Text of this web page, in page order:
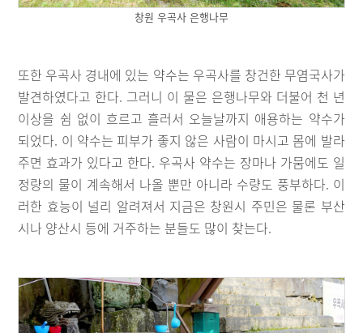
창원 우곡사 은행나무
또한 우곡사 경내에 있는 약수는 우곡사를 창건한 무염국사가
발견하였다고 한다. 그러니 이 물은 은행나무와 더불어 천 년
이상을 쉼 없이 흐르고 흘러서 오늘날까지 애용하는 약수가
되었다. 이 약수는 피부가 좋지 않은 사람이 마시고 몸에 발라
주면 효과가 있다고 한다. 우곡사 약수는 장마나 가뭄에도 일
정량의 물이 계속해서 나올 뿐만 아니라 수량도 풍부하다. 이
러한 효능이 널리 알려져서 지금은 창원시 주민은 물론 부산
시나 양산시 등에 거주하는 분들도 많이 찾는다.